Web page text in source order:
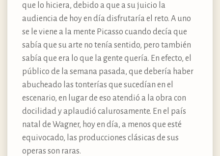
que lo hiciera, debido a que a su juicio la
audiencia de hoy en día disfrutaría el reto. A uno
se le viene a la mente Picasso cuando decía que
sabía que su arte no tenía sentido, pero también
sabía que era lo que la gente quería. En efecto, el
público de la semana pasada, que debería haber
abucheado las tonterías que sucedían en el
escenario, en lugar de eso atendió a la obra con
docilidad y aplaudió calurosamente. En el país
natal de Wagner, hoy en día, a menos que esté
equivocado, las producciones clásicas de sus
operas son raras.